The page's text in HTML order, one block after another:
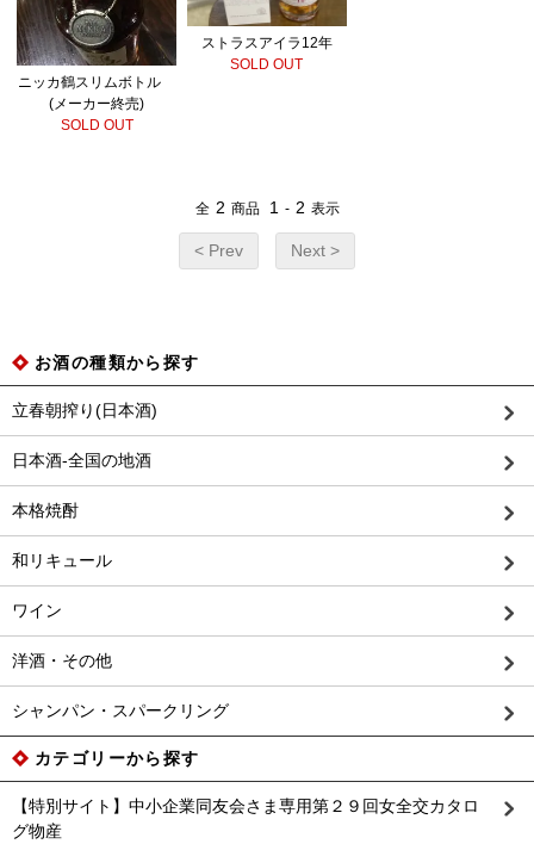
ニッカ鶴スリムボトル
(メーカー終売)
SOLD OUT
ストラスアイラ12年
SOLD OUT
全 2 商品 1 - 2 表示
< Prev Next >
お酒の種類から探す
立春朝搾り(日本酒)
日本酒-全国の地酒
本格焼酎
和リキュール
ワイン
洋酒・その他
シャンパン・スパークリング
カテゴリーから探す
【特別サイト】中小企業同友会さま専用第２９回女全交カタロ
グ物産